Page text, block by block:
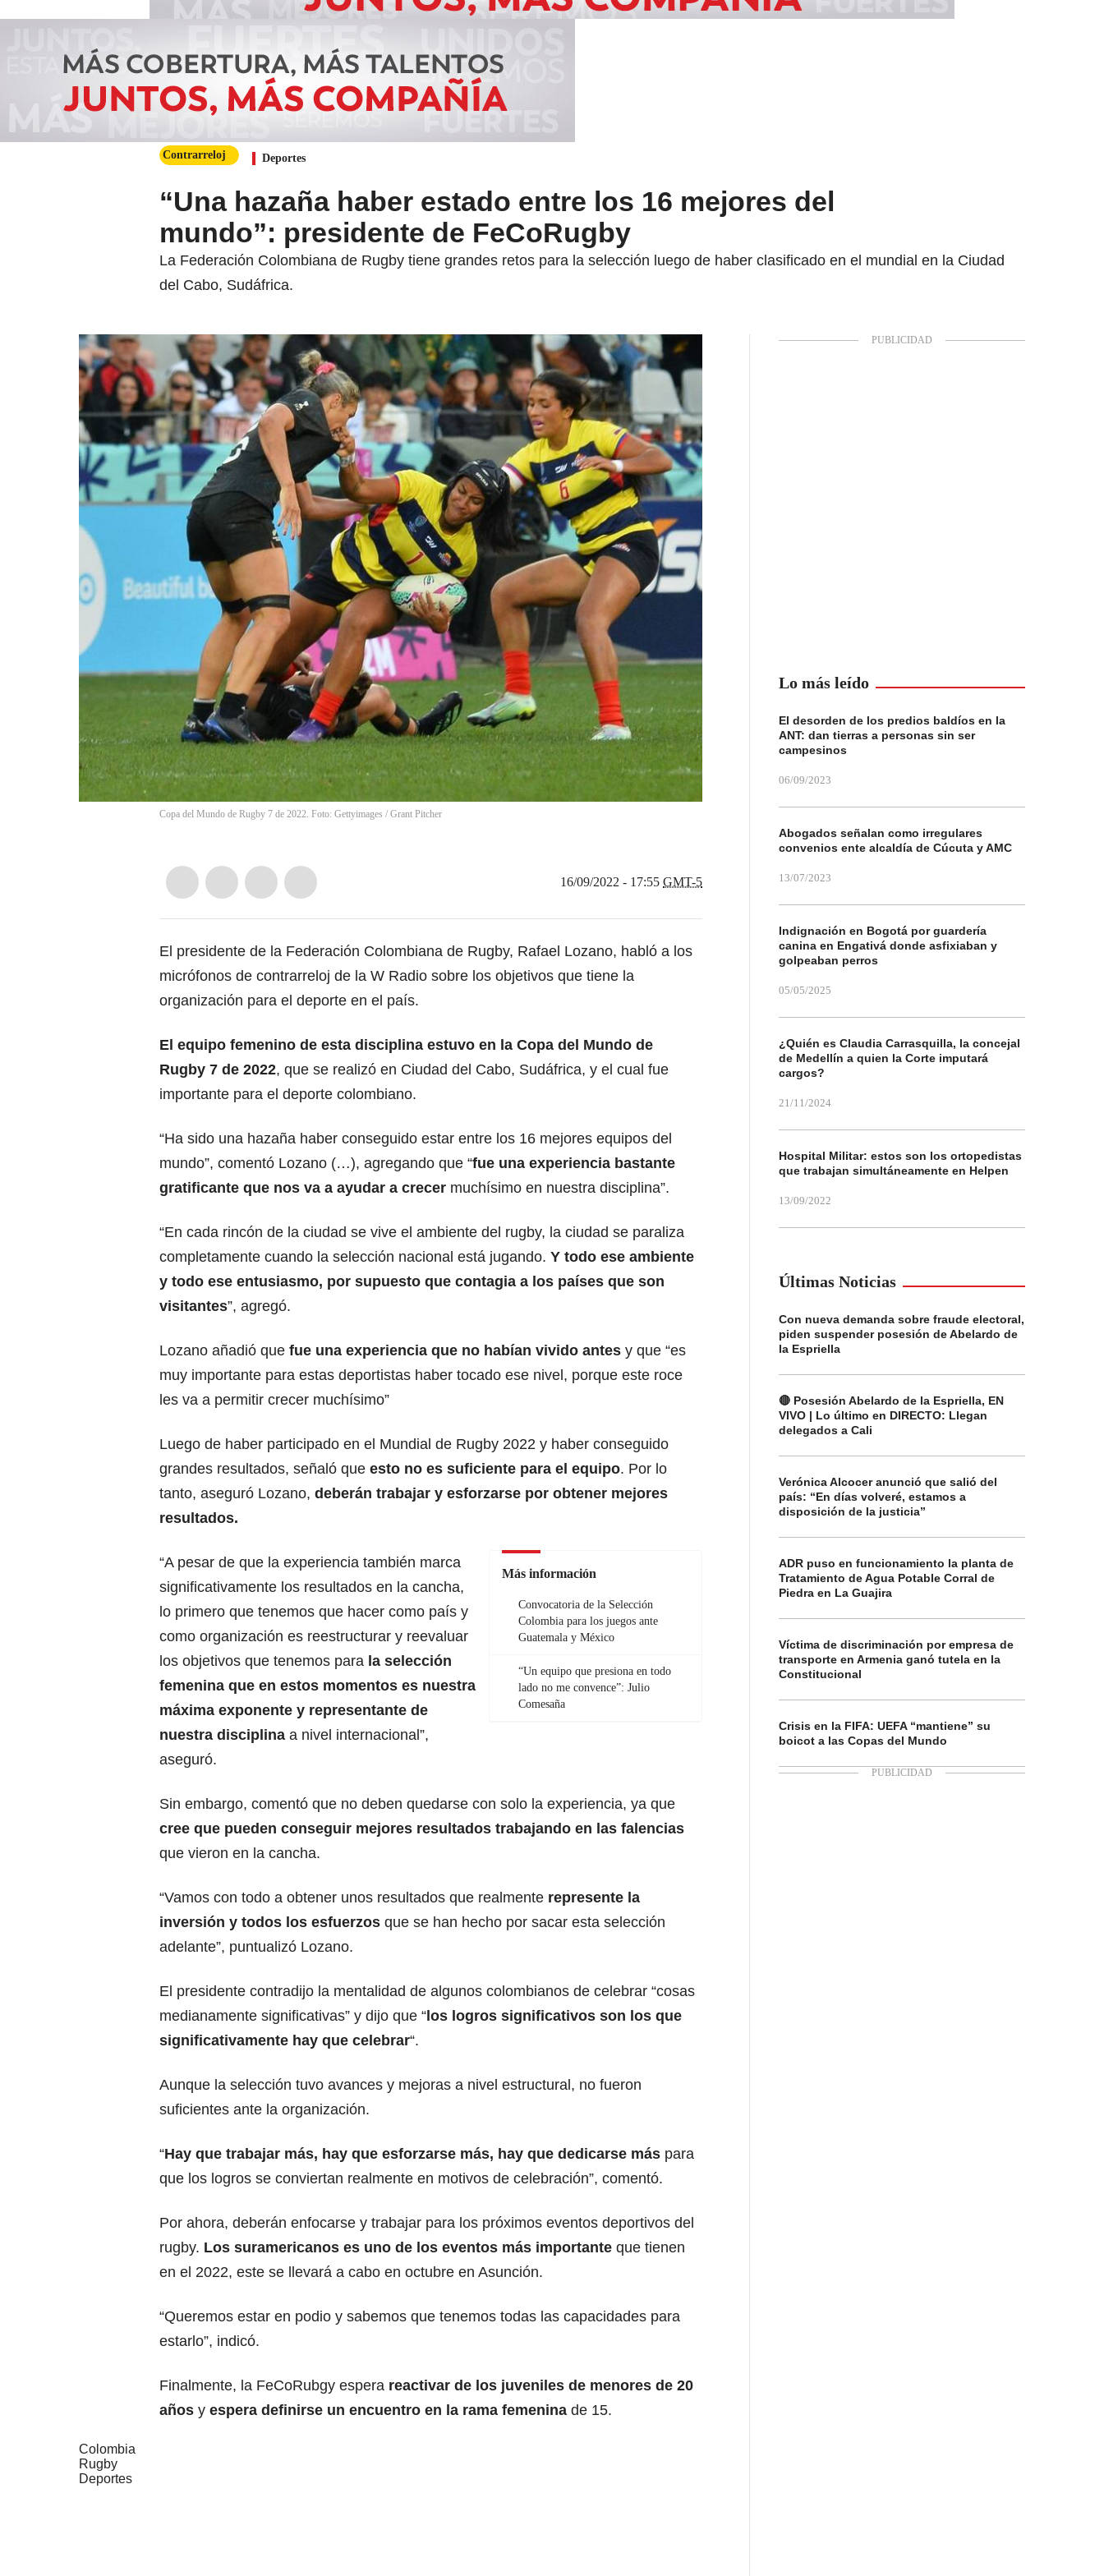
Contrarreloj Deportes
“Una hazaña haber estado entre los 16 mejores del
mundo”: presidente de FeCoRugby
La Federación Colombiana de Rugby tiene grandes retos para la selección luego de haber clasificado en el mundial en la Ciudad
del Cabo, Sudáfrica.
Copa del Mundo de Rugby 7 de 2022. Foto: Gettyimages / Grant Pitcher
16/09/2022 - 17:55 GMT-5
El presidente de la Federación Colombiana de Rugby, Rafael Lozano, habló a los
micrófonos de contrarreloj de la W Radio sobre los objetivos que tiene la
organización para el deporte en el país.
El equipo femenino de esta disciplina estuvo en la Copa del Mundo de
Rugby 7 de 2022, que se realizó en Ciudad del Cabo, Sudáfrica, y el cual fue
importante para el deporte colombiano.
“Ha sido una hazaña haber conseguido estar entre los 16 mejores equipos del
mundo”, comentó Lozano (…), agregando que “fue una experiencia bastante
gratificante que nos va a ayudar a crecer muchísimo en nuestra disciplina”.
“En cada rincón de la ciudad se vive el ambiente del rugby, la ciudad se paraliza
completamente cuando la selección nacional está jugando. Y todo ese ambiente
y todo ese entusiasmo, por supuesto que contagia a los países que son
visitantes”, agregó.
Lozano añadió que fue una experiencia que no habían vivido antes y que “es
muy importante para estas deportistas haber tocado ese nivel, porque este roce
les va a permitir crecer muchísimo”
Luego de haber participado en el Mundial de Rugby 2022 y haber conseguido
grandes resultados, señaló que esto no es suficiente para el equipo. Por lo
tanto, aseguró Lozano, deberán trabajar y esforzarse por obtener mejores
resultados.
Más información
Convocatoria de la Selección
Colombia para los juegos ante
Guatemala y México
“Un equipo que presiona en todo
lado no me convence”: Julio
Comesaña
“A pesar de que la experiencia también marca
significativamente los resultados en la cancha,
lo primero que tenemos que hacer como país y
como organización es reestructurar y reevaluar
los objetivos que tenemos para la selección
femenina que en estos momentos es nuestra
máxima exponente y representante de
nuestra disciplina a nivel internacional”,
aseguró.
Sin embargo, comentó que no deben quedarse con solo la experiencia, ya que
cree que pueden conseguir mejores resultados trabajando en las falencias
que vieron en la cancha.
“Vamos con todo a obtener unos resultados que realmente represente la
inversión y todos los esfuerzos que se han hecho por sacar esta selección
adelante”, puntualizó Lozano.
El presidente contradijo la mentalidad de algunos colombianos de celebrar “cosas
medianamente significativas” y dijo que “ los logros significativos son los que
significativamente hay que celebrar“.
Aunque la selección tuvo avances y mejoras a nivel estructural, no fueron
suficientes ante la organización.
“Hay que trabajar más, hay que esforzarse más, hay que dedicarse más para
que los logros se conviertan realmente en motivos de celebración”, comentó.
Por ahora, deberán enfocarse y trabajar para los próximos eventos deportivos del
rugby. Los suramericanos es uno de los eventos más importante que tienen
en el 2022, este se llevará a cabo en octubre en Asunción.
“Queremos estar en podio y sabemos que tenemos todas las capacidades para
estarlo”, indicó.
Finalmente, la FeCoRubgy espera reactivar de los juveniles de menores de 20
años y espera definirse un encuentro en la rama femenina de 15.
Colombia
Rugby
Deportes
Lo más leído
El desorden de los predios baldíos en la
ANT: dan tierras a personas sin ser
campesinos
06/09/2023
Abogados señalan como irregulares
convenios ente alcaldía de Cúcuta y AMC
13/07/2023
Indignación en Bogotá por guardería
canina en Engativá donde asfixiaban y
golpeaban perros
05/05/2025
¿Quién es Claudia Carrasquilla, la concejal
de Medellín a quien la Corte imputará
cargos?
21/11/2024
Hospital Militar: estos son los ortopedistas
que trabajan simultáneamente en Helpen
13/09/2022
Últimas Noticias
Con nueva demanda sobre fraude electoral,
piden suspender posesión de Abelardo de
la Espriella
🔴 Posesión Abelardo de la Espriella, EN
VIVO | Lo último en DIRECTO: Llegan
delegados a Cali
Verónica Alcocer anunció que salió del
país: “En días volveré, estamos a
disposición de la justicia”
ADR puso en funcionamiento la planta de
Tratamiento de Agua Potable Corral de
Piedra en La Guajira
Víctima de discriminación por empresa de
transporte en Armenia ganó tutela en la
Constitucional
Crisis en la FIFA: UEFA “mantiene” su
boicot a las Copas del Mundo